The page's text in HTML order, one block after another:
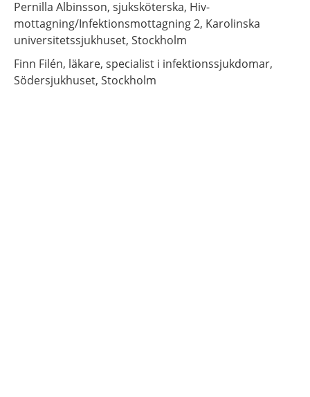
Pernilla Albinsson, sjuksköterska, Hiv-
mottagning/Infektionsmottagning 2, Karolinska
universitetssjukhuset, Stockholm
Finn Filén, läkare, specialist i infektionssjukdomar,
Södersjukhuset, Stockholm